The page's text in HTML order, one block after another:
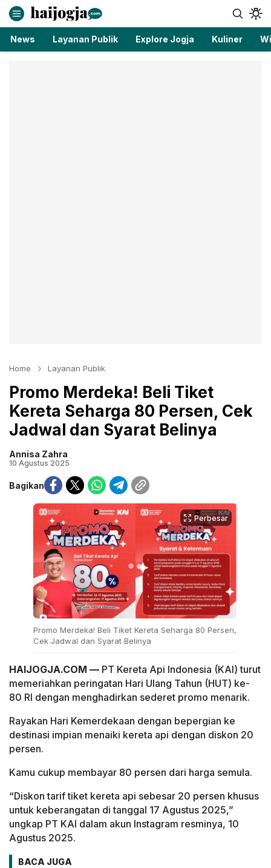
haijogja.com
Berita Jogja Terbaru dan Terkini
News Layanan Publik Explore Jogja Kuliner
Home Layanan Publik
Promo Merdeka! Beli Tiket
Kereta Seharga 80 Persen, Cek
Jadwal dan Syarat Belinya
Annisa Zahra
10 Agustus 2025
Bagikan
Perbesar
Promo Merdeka! Beli Tiket Kereta Seharga 80 Persen,
Cek Jadwal dan Syarat Belinya
HAIJOGJA.COM — PT Kereta Api Indonesia (KAI) turut
memeriahkan peringatan Hari Ulang Tahun (HUT) ke-
80 RI dengan menghadirkan sederet promo menarik.
Rayakan Hari Kemerdekaan dengan bepergian ke
destinasi impian menaiki kereta api dengan diskon 20
persen.
Kamu cukup membayar 80 persen dari harga semula.
“Diskon tarif tiket kereta api sebesar 20 persen khusus
untuk keberangatan di tanggal 17 Agustus 2025,”
ungkap PT KAI dalam akun Instagram resminya, 10
Agustus 2025.
BACA JUGA